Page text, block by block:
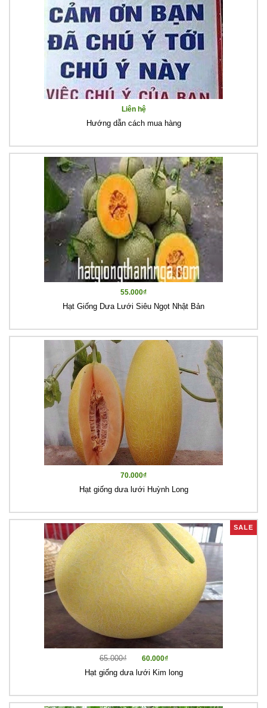
Liên hệ
Hướng dẫn cách mua hàng
55.000₫
Hạt Giống Dưa Lưới Siêu Ngọt Nhật Bản
70.000₫
Hạt giống dưa lưới Huỳnh Long
SALE
65.000₫ 60.000₫
Hạt giống dưa lưới Kim long